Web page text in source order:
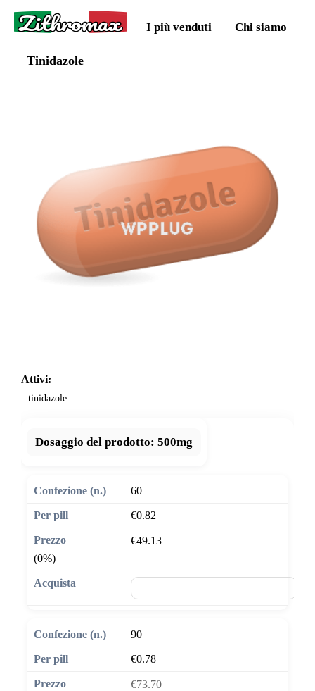
Zithromax I più venduti Chi siamo
Tinidazole
Attivi:
tinidazole
Dosaggio del prodotto: 500mg
60
€0.82
€49.13
(0%)
90
€0.78
€73.70